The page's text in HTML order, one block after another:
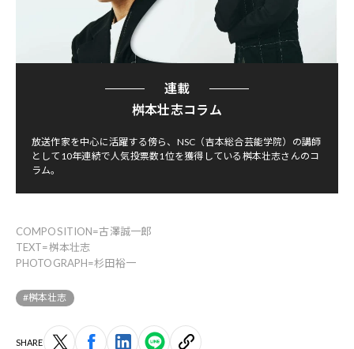
連載
桝本壮志コラム
放送作家を中心に活躍する傍ら、NSC（吉本総合芸能学院）の講師
として10年連続で人気投票数1位を獲得している桝本壮志さんのコ
ラム。
COMPOSITION=古澤誠一郎
TEXT=桝本壮志
PHOTOGRAPH=杉田裕一
#桝本壮志
SHARE